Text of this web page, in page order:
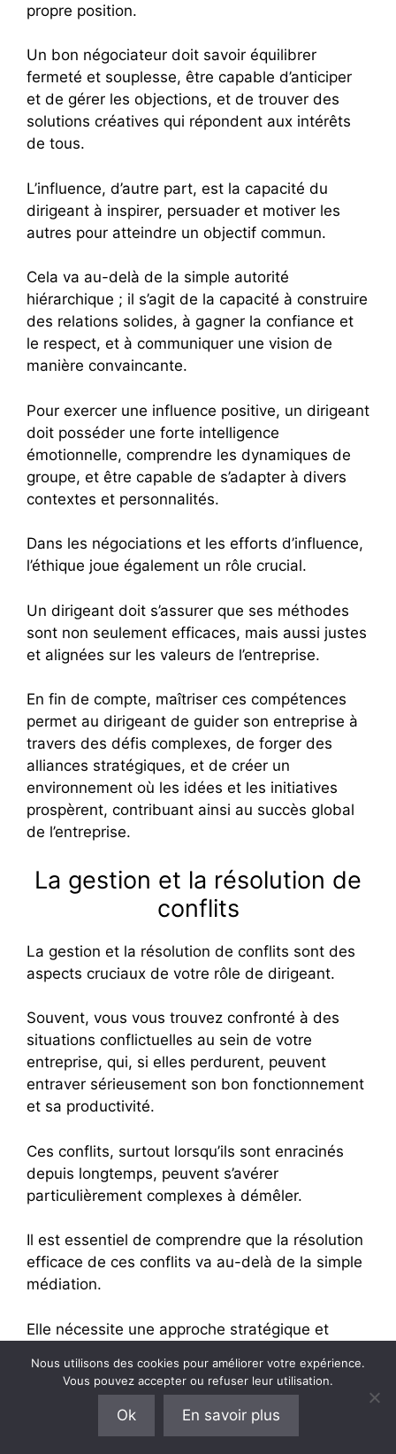
propre position.
Un bon négociateur doit savoir équilibrer
fermeté et souplesse, être capable d’anticiper
et de gérer les objections, et de trouver des
solutions créatives qui répondent aux intérêts
de tous.
L’influence, d’autre part, est la capacité du
dirigeant à inspirer, persuader et motiver les
autres pour atteindre un objectif commun.
Cela va au-delà de la simple autorité
hiérarchique ; il s’agit de la capacité à construire
des relations solides, à gagner la confiance et
le respect, et à communiquer une vision de
manière convaincante.
Pour exercer une influence positive, un dirigeant
doit posséder une forte intelligence
émotionnelle, comprendre les dynamiques de
groupe, et être capable de s’adapter à divers
contextes et personnalités.
Dans les négociations et les efforts d’influence,
l’éthique joue également un rôle crucial.
Un dirigeant doit s’assurer que ses méthodes
sont non seulement efficaces, mais aussi justes
et alignées sur les valeurs de l’entreprise.
En fin de compte, maîtriser ces compétences
permet au dirigeant de guider son entreprise à
travers des défis complexes, de forger des
alliances stratégiques, et de créer un
environnement où les idées et les initiatives
prospèrent, contribuant ainsi au succès global
de l’entreprise.
La gestion et la résolution de
conflits
La gestion et la résolution de conflits sont des
aspects cruciaux de votre rôle de dirigeant.
Souvent, vous vous trouvez confronté à des
situations conflictuelles au sein de votre
entreprise, qui, si elles perdurent, peuvent
entraver sérieusement son bon fonctionnement
et sa productivité.
Ces conflits, surtout lorsqu’ils sont enracinés
depuis longtemps, peuvent s’avérer
particulièrement complexes à démêler.
Il est essentiel de comprendre que la résolution
efficace de ces conflits va au-delà de la simple
médiation.
Elle nécessite une approche stratégique et
dynamiques d’équipe et des motivations
individuelles est primordiale.
coaching en résolution de conflits
Nous utilisons des cookies pour améliorer votre expérience.
Vous pouvez accepter ou refuser leur utilisation.
Ok En savoir plus